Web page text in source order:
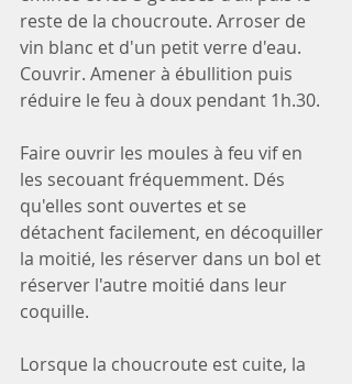
reste de la choucroute. Arroser de
vin blanc et d'un petit verre d'eau.
Couvrir. Amener à ébullition puis
réduire le feu à doux pendant 1h.30.
Faire ouvrir les moules à feu vif en
les secouant fréquemment. Dés
qu'elles sont ouvertes et se
détachent facilement, en décoquiller
la moitié, les réserver dans un bol et
réserver l'autre moitié dans leur
coquille.
Lorsque la choucroute est cuite, la